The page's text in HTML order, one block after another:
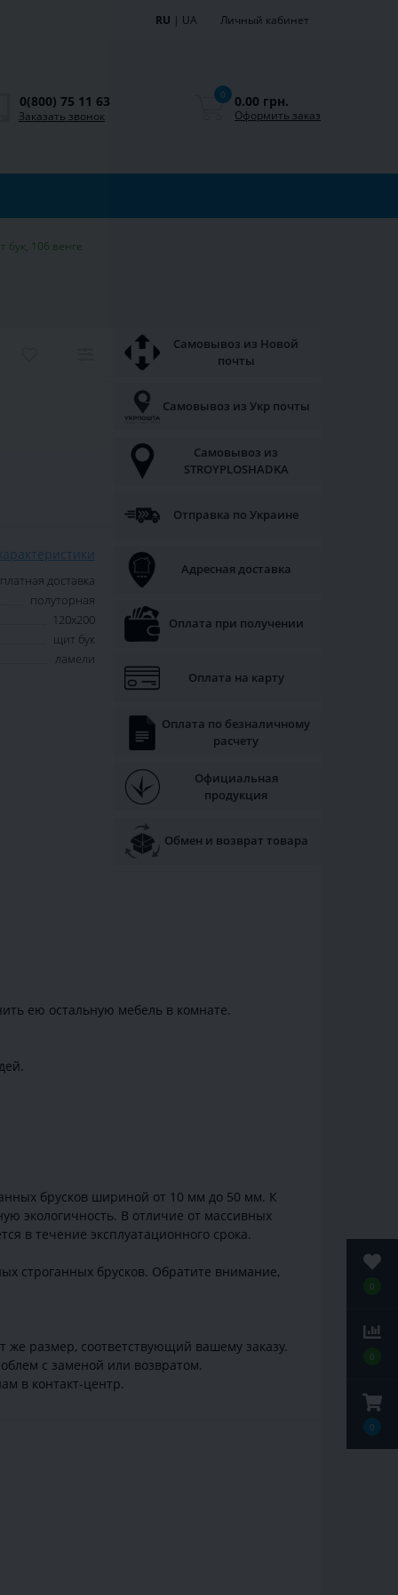
0
0
0
RU | UA Личный кабинет
0(800) 75 11 63
Заказать звонок
0 0.00 грн.
Оформить заказ
бук, 106 венге
доставка
полуторная
120х200
щит бук
ламели
Самовывоз из Новой
почты
Самовывоз из Укр почты
Самовывоз из
STROYPLOSHADKA
Отправка по Украине
Адресная доставка
Оплата при получении
Оплата на карту
Оплата по безналичному
расчету
Официальная
продукция
Обмен и возврат товара
ею остальную мебель в комнате.
брусков шириной от 10 мм до 50 мм. К
экологичность. В отличие от массивных
в течение эксплуатационного срока.
строганных брусков. Обратите внимание,
же размер, соответствующий вашему заказу.
с заменой или возвратом.
в контакт-центр.